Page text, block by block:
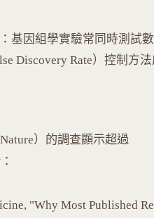
：基因組學實驗常同時測試
Discovery Rate）控制方
）的調查顯示超過
"Why Most Published